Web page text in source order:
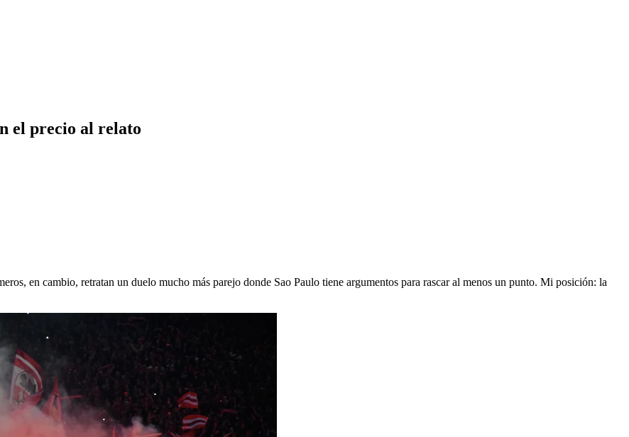
el precio al relato
en cambio, retratan un duelo mucho más parejo donde Sao Paulo tiene argumentos para rascar al menos un punto. Mi posición: la